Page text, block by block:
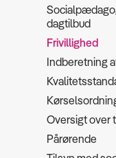
dagtilbud
Frivillighed
Indberetning
Oversigt over
Pårørende